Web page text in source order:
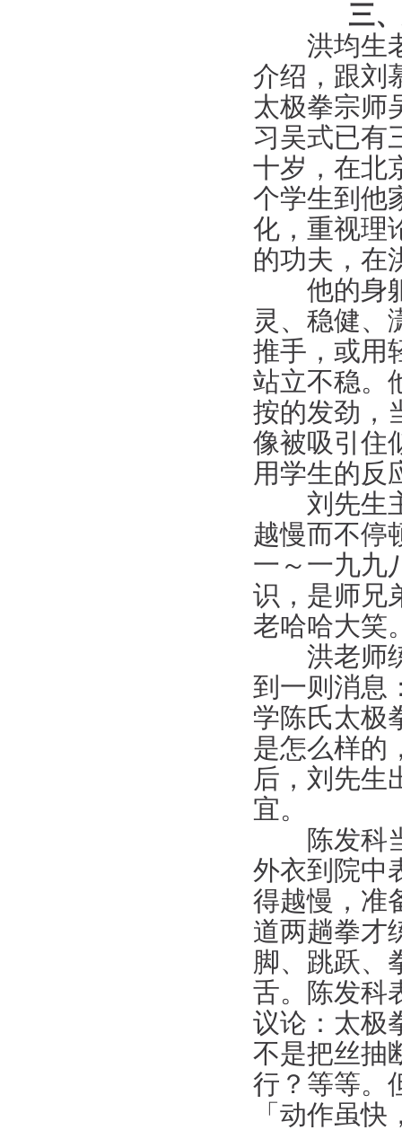
三
洪均生老
介绍，跟刘
太极拳宗师
习吴式已有
十岁，在北
个学生到他
化，重视理
的功夫，在
他的身躯
灵、稳健、
推手，或用
站立不稳。
按的发劲，
像被吸引住
用学生的反
刘先生主
越慢而不停
一～一九九
识，是师兄
老哈哈大笑
洪老师练
到一则消息
学陈氏太极
是怎么样的
后，刘先生
宜。
陈发科当
外衣到院中
得越慢，准
道两趟拳才
脚、跳跃、
舌。陈发科
议论：太极
不是把丝抽
行？等等。
「动作虽